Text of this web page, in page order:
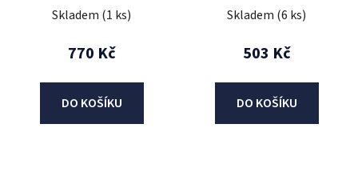
Skladem (1 ks)
770 Kč
DO KOŠÍKU
Skladem (6 ks)
503 Kč
DO KOŠÍKU